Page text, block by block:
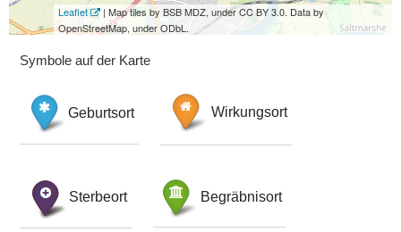
Leaflet
| Map tiles by BSB MDZ, under CC BY 3.0. Data by
OpenStreetMap, under ODbL.
Symbole auf der Karte
Geburtsort Wirkungsort
Sterbeort Begräbnisort